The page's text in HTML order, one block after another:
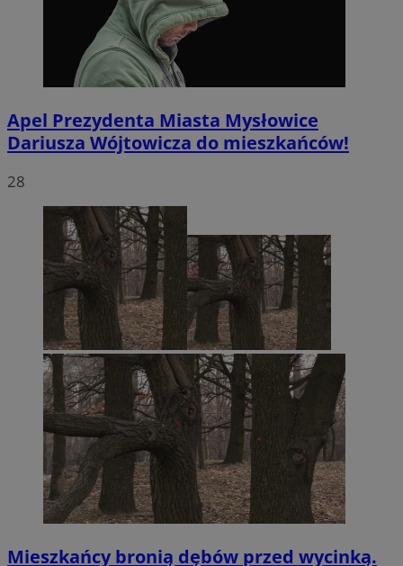
Apel Prezydenta Miasta Mysłowice
Dariusza Wójtowicza do mieszkańców!
28
Mieszkańcy bronią dębów przed wycinką.